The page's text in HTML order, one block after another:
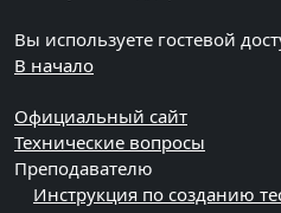
Вы используете гостевой
В начало
Официальный сайт
Технические вопросы
Преподавателю
Инструкция по созданию